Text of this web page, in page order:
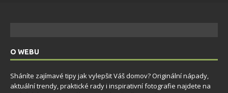
O WEBU
Sháníte zajímavé tipy jak vylepšit Váš domov? Originální nápady,
aktuální trendy, praktické rady i inspirativní fotografie najdete na